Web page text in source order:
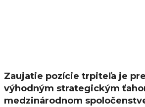
Zaujatie pozície trpiteľa je
výhodným strategickým
medzinárodnom